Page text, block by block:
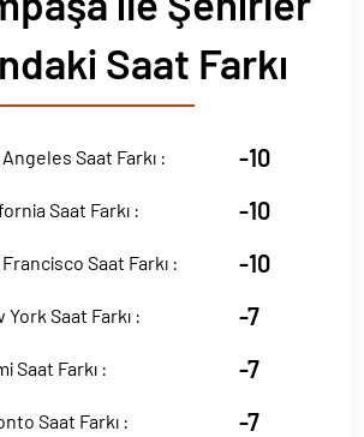
Saat Farkı
Saat Farkı : -10
Saat Farkı : -10
Saat Farkı : -10
Saat Farkı : -7
Saat Farkı : -7
Saat Farkı : -7